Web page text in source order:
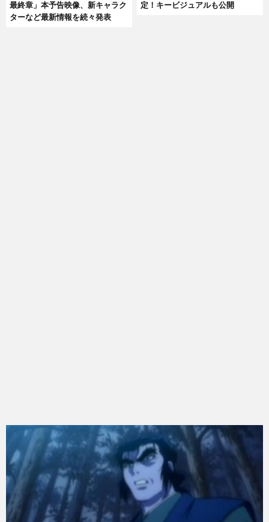
最終章」本予告映像、新キャラク
ターなど最新情報を続々発表
定！キービジュアルも公開